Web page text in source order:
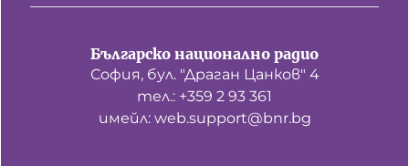
Българско национално радио
София, бул. "Драган Цанков" 4
тел.: +359 2 93 361
имейл: web.support@bnr.bg